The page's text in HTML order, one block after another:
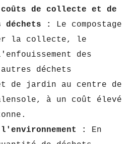
coûts de collecte et de
déchets : Le compostage
la collecte,
le
des
déchets
de jardin au centre de
à un coût élevé
: En